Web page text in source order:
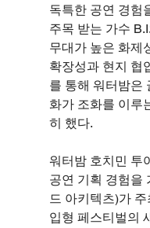
독특한 공연 경험
주목 받는 가수
무대가 높은 화제
확장성과 현지 협
를 통해 워터밤은
화가 조화를 이루
히 했다.
워터밤 호치민 투
공연 기획 경험을
드 아키텍츠)가
입형 페스티벌의